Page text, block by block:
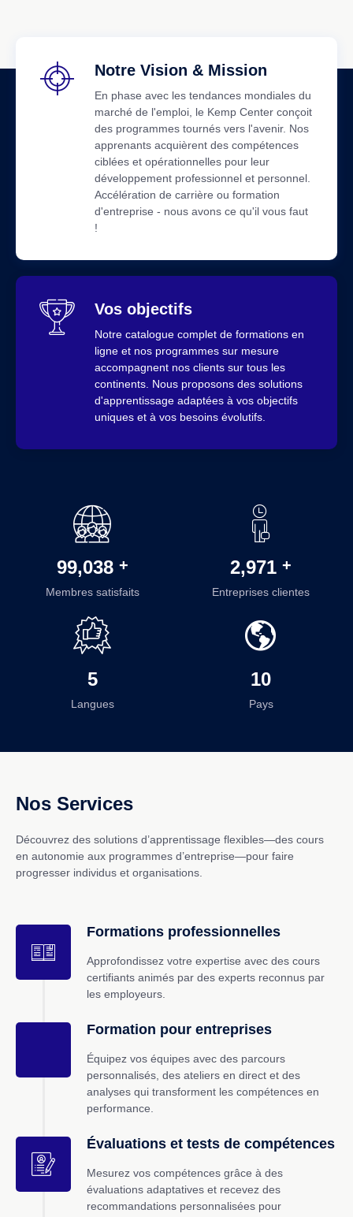
Notre Vision & Mission
En phase avec les tendances mondiales du
marché de l'emploi, le Kemp Center conçoit
des programmes tournés vers l'avenir. Nos
apprenants acquièrent des compétences
ciblées et opérationnelles pour leur
développement professionnel et personnel.
Accélération de carrière ou formation
d'entreprise - nous avons ce qu'il vous faut
!
Vos objectifs
Notre catalogue complet de formations en
ligne et nos programmes sur mesure
accompagnent nos clients sur tous les
continents. Nous proposons des solutions
d'apprentissage adaptées à vos objectifs
uniques et à vos besoins évolutifs.
100,000 +
Membres satisfaits
3,000 +
Entreprises clientes
5
Langues
10
Pays
Nos Services
Découvrez des solutions d’apprentissage flexibles—des cours
en autonomie aux programmes d’entreprise—pour faire
progresser individus et organisations.
Formations professionnelles
Approfondissez votre expertise avec des cours
certifiants animés par des experts reconnus par
les employeurs.
Formation pour entreprises
Équipez vos équipes avec des parcours
personnalisés, des ateliers en direct et des
analyses qui transforment les compétences en
performance.
Évaluations et tests de compétences
Mesurez vos compétences grâce à des
évaluations adaptatives et recevez des
recommandations personnalisées pour